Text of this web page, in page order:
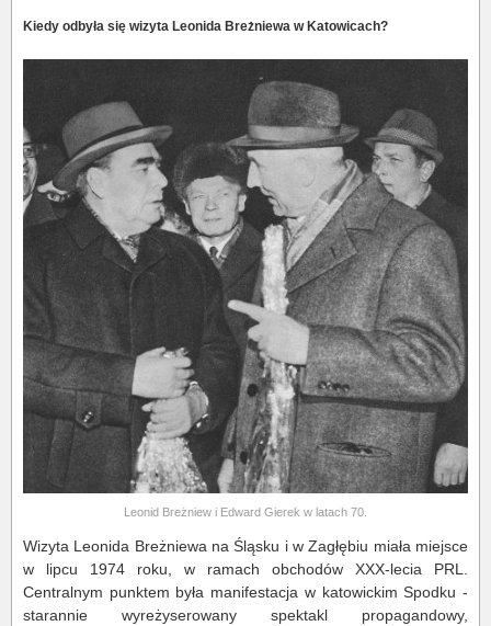
Kiedy odbyła się wizyta Leonida Breżniewa w Katowicach?
Leonid Breżniew i Edward Gierek w latach 70.
Wizyta Leonida Breżniewa na Śląsku i w Zagłębiu miała miejsce
w lipcu 1974 roku, w ramach obchodów XXX-lecia PRL.
Centralnym punktem była manifestacja w katowickim Spodku -
starannie wyreżyserowany spektakl propagandowy,